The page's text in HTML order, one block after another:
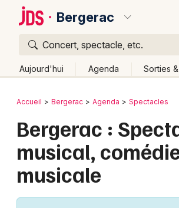
Bergerac
Concert, spectacle, etc.
Aujourd'hui Agenda Sorties
Publier un événement
Grands événements
Bordeaux
Colmar
Lille
Lyon
Retour
Accueil Bergerac Agenda Spectacles
Bergerac :
musical,
musicale
Quoi ?
Où ?
Partout
Près de moi Changer de lieu
Quand ?
Aujourd'hui
Demain